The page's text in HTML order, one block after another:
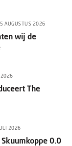
5 AUGUSTUS 2026
wij de
2026
The
2026
0.0